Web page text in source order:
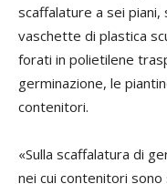
scaffalature a sei piani,
vaschette di plastica
forati in polietilene
germinazione, le
contenitori.
«Sulla scaffalatura di
nei cui contenitori